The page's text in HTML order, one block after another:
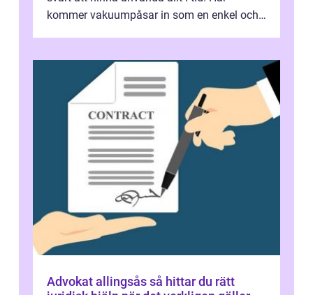
kommer vakuumpåsar in som en enkel och
Advokat allingsås så hittar du rätt